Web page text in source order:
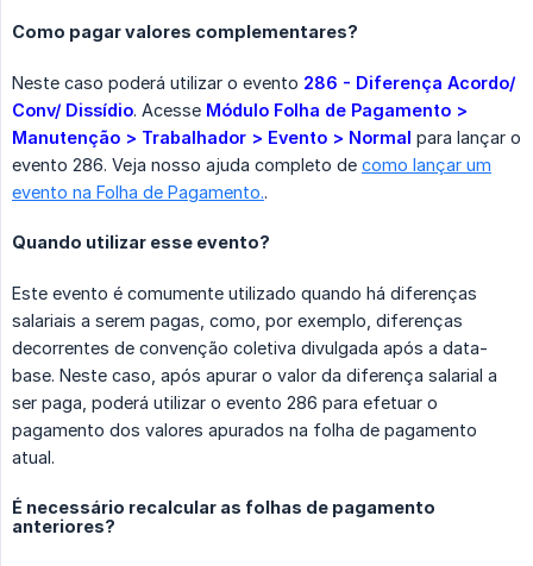
Como pagar valores complementares?
Neste caso poderá utilizar o evento 286 - Diferença Acordo/
Conv/ Dissídio. Acesse Módulo Folha de Pagamento >
Manutenção > Trabalhador > Evento > Normal para lançar o
evento 286. Veja nosso ajuda completo de como lançar um
evento na Folha de Pagamento..
Quando utilizar esse evento?
Este evento é comumente utilizado quando há diferenças
salariais a serem pagas, como, por exemplo, diferenças
decorrentes de convenção coletiva divulgada após a data-
base. Neste caso, após apurar o valor da diferença salarial a
ser paga, poderá utilizar o evento 286 para efetuar o
pagamento dos valores apurados na folha de pagamento
atual.
É necessário recalcular as folhas de pagamento
anteriores?